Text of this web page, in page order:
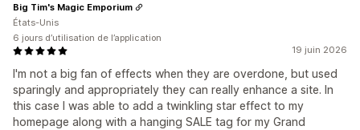
19 juin 2026
I'm not a big fan of effects when they are overdone, but used
sparingly and appropriately they can really enhance a site. In
this case I was able to add a twinkling star effect to my
homepage along with a hanging SALE tag for my Grand
Big Tim's Magic Emporium
États-Unis
6 jours d’utilisation de l’application